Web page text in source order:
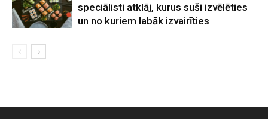
speciālisti atklāj, kurus suši izvēlēties
un no kuriem labāk izvairīties